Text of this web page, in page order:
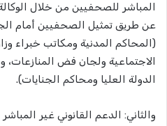
المباشر للصحفيين من خلال الوكالة
عن طريق تمثيل الصحفيين أمام
(المحاكم المدنية ومكاتب خبراء
الاجتماعية ولجان فض المنازعات،
الدولة العليا ومحاكم الجنايات).
والثاني: الدعم القانوني غير